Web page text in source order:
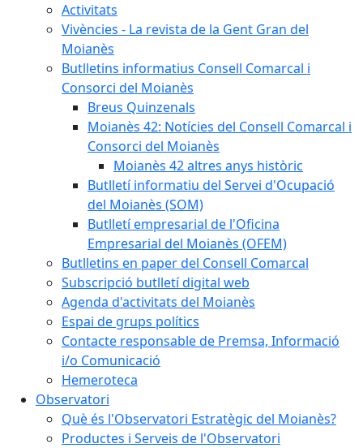
Activitats
Vivències - La revista de la Gent Gran del
Moianès
Butlletins informatius Consell Comarcal i
Consorci del Moianès
Breus Quinzenals
Moianès 42: Notícies del Consell Comarcal i
Consorci del Moianès
Moianès 42 altres anys històric
Butlletí informatiu del Servei d'Ocupació
del Moianès (SOM)
Butlletí empresarial de l'Oficina
Empresarial del Moianès (OFEM)
Butlletins en paper del Consell Comarcal
Subscripció butlletí digital web
Agenda d'activitats del Moianès
Espai de grups polítics
Contacte responsable de Premsa, Informació
i/o Comunicació
Hemeroteca
Observatori
Què és l'Observatori Estratègic del Moianès?
Productes i Serveis de l'Observatori